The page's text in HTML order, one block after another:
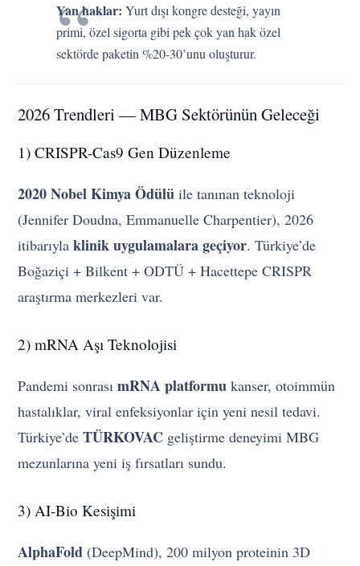
Yan haklar: Yurt dışı kongre desteği, yayın
primi, özel sigorta gibi pek çok yan hak özel
sektörde paketin %20-30’unu oluşturur.
2026 Trendleri — MBG Sektörünün Geleceği
1) CRISPR-Cas9 Gen Düzenleme
2020 Nobel Kimya Ödülü ile tanınan teknoloji
(Jennifer Doudna, Emmanuelle Charpentier), 2026
itibarıylaklinik uygulamalara geçiyor. Türkiye’de
Boğaziçi + Bilkent + ODTÜ + Hacettepe CRISPR
araştırma merkezleri var.
2) mRNA Aşı Teknolojisi
Pandemi sonrasımRNA platformu kanser, otoimmün
hastalıklar, viral enfeksiyonlar için yeni nesil tedavi.
Türkiye’deTÜRKOVAC geliştirme deneyimi MBG
mezunlarına yeni iş fırsatları sundu.
3) AI-Bio Kesişimi
AlphaFold (DeepMind), 200 milyon proteinin 3D